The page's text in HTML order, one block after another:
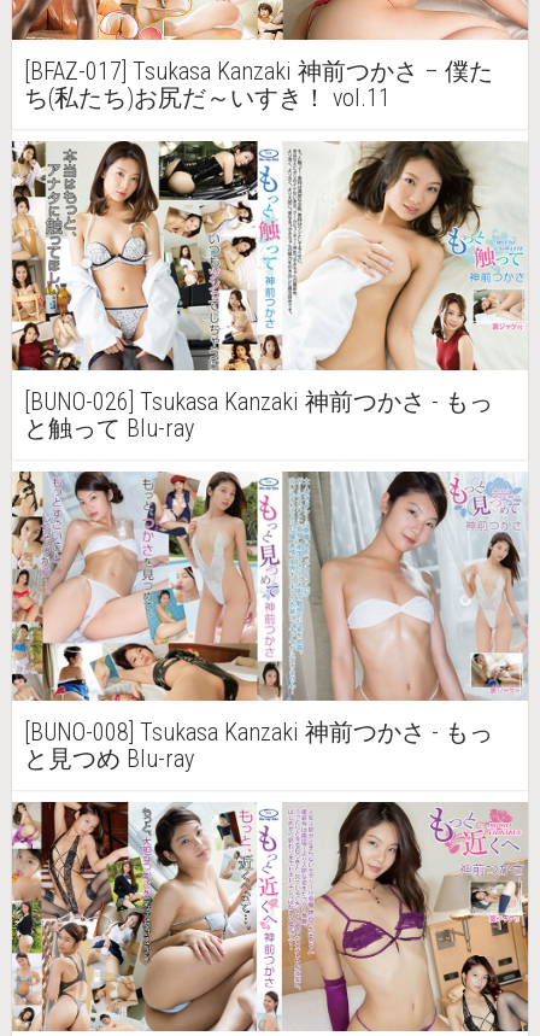
[BFAZ-017] Tsukasa Kanzaki 神前つかさ – 僕た
ち(私たち)お尻だ～いすき！ vol.11
[BUNO-026] Tsukasa Kanzaki 神前つかさ - もっ
と触って Blu-ray
[BUNO-008] Tsukasa Kanzaki 神前つかさ - もっ
と見つめ Blu-ray